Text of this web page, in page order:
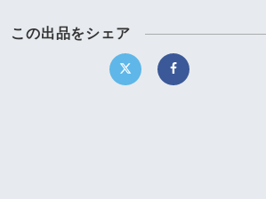
この出品をシェア